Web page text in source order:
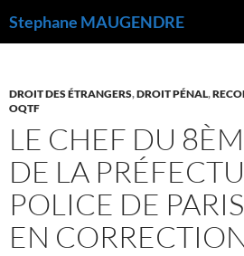
Stephane MAUGENDRE
DROIT DES ÉTRANGERS,DROIT PÉNAL,
OQTF
LE CHEF DU
DE LA
POLICE DE
EN